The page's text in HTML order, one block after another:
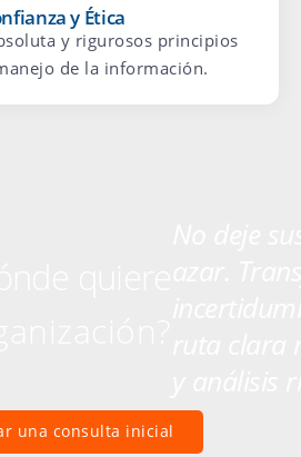
y Ética
y rigurosos principios
de la información.
una consulta inicial